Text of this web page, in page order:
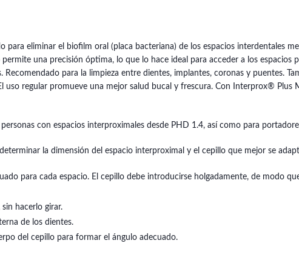
para eliminar el biofilm oral (placa bacteriana) de los espacios interdentales
una precisión óptima, lo que lo hace ideal para acceder a los espacios
Recomendado para la limpieza entre dientes, implantes, coronas y puentes.
regular promueve una mejor salud bucal y frescura. Con Interprox® Plus
con espacios interproximales desde PHD 1.4, así como para
la dimensión del espacio interproximal y el cepillo que mejor se
para cada espacio. El cepillo debe introducirse holgadamente, de modo
hacerlo girar.
de los dientes.
del cepillo para formar el ángulo adecuado.